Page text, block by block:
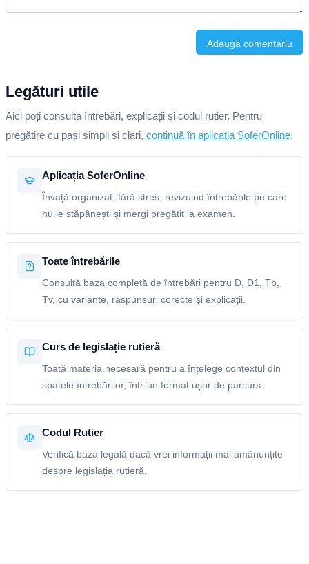
Adaugă comentariu
Legături utile
Aici poți consulta întrebări, explicații și codul rutier. Pentru
pregătire cu pași simpli și clari, continuă în aplicația SoferOnline.
Aplicația SoferOnline
Învață organizat, fără stres, revizuind întrebările pe care
nu le stăpânești și mergi pregătit la examen.
Toate întrebările
Consultă baza completă de întrebări pentru D, D1, Tb,
Tv, cu variante, răspunsuri corecte și explicații.
Curs de legislație rutieră
Toată materia necesară pentru a înțelege contextul din
spatele întrebărilor, într-un format ușor de parcurs.
Codul Rutier
Verifică baza legală dacă vrei informații mai amănunțite
despre legislația rutieră.